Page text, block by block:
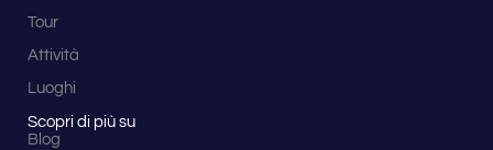
Tour
Attività
Luoghi
Scopri di più su
Blog